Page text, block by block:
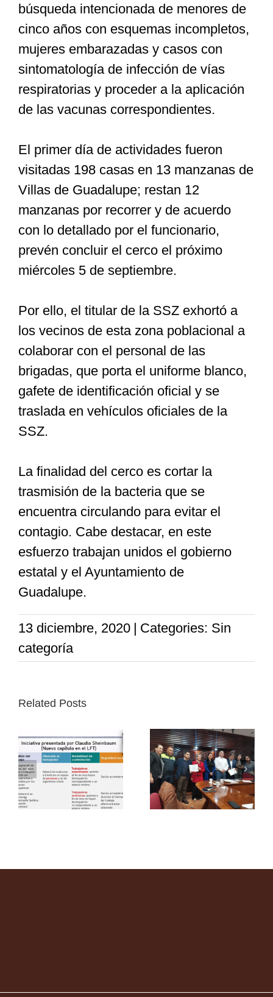
búsqueda intencionada de menores de
cinco años con esquemas incompletos,
mujeres embarazadas y casos con
sintomatología de infección de vías
respiratorias y proceder a la aplicación
de las vacunas correspondientes.
El primer día de actividades fueron
visitadas 198 casas en 13 manzanas de
Villas de Guadalupe; restan 12
manzanas por recorrer y de acuerdo
con lo detallado por el funcionario,
prevén concluir el cerco el próximo
miércoles 5 de septiembre.
Por ello, el titular de la SSZ exhortó a
los vecinos de esta zona poblacional a
colaborar con el personal de las
brigadas, que porta el uniforme blanco,
gafete de identificación oficial y se
traslada en vehículos oficiales de la
SSZ.
La finalidad del cerco es cortar la
trasmisión de la bacteria que se
encuentra circulando para evitar el
contagio. Cabe destacar, en este
esfuerzo trabajan unidos el gobierno
estatal y el Ayuntamiento de
Guadalupe.
13 diciembre, 2020 | Categories: Sin
categoría
Related Posts